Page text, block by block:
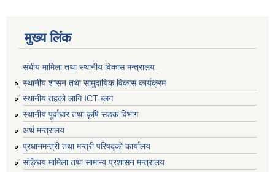
मुख्य लिंक
संघीय मामिला तथा स्थानीय विकास मन्त्रालय
स्थानीय शासन तथा सामुदायिक विकास कार्यक्रम
स्थानीय तहको लागि ICT ब्लग
स्थानीय पूर्वाधार तथा कृषि सडक विभाग
अर्थ मन्त्रालय
प्रधानमन्त्री तथा मन्त्री परिषद्काे कार्यालय
संङ्घिय मामिला तथा सामान्य प्रशासन मन्त्रालय